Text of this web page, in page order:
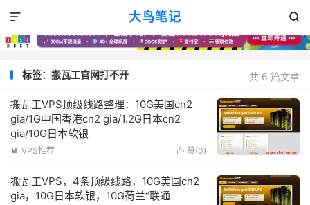
大鸟笔记 

共 6 篇文章
标签：搬瓦工官网打不开
搬瓦工VPS顶级线路整理：10G美国cn2
gia/1G中国香港cn2 gia/1.2G日本cn2
gia/10G日本软银
 赞(0)
 VPS推荐
搬瓦工VPS，4条顶级线路，10G美国cn2
gia，10G日本软银，10G荷兰“联通